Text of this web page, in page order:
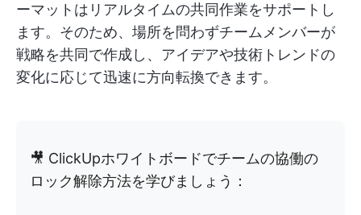
ーマットはリアルタイムの共同作業をサポートし
ます。そのため、場所を問わずチームメンバーが
戦略を共同で作成し、アイデアや技術トレンドの
変化に応じて迅速に方向転換できます。
🎥 ClickUpホワイトボードでチームの協働の
ロック解除方法を学びましょう：